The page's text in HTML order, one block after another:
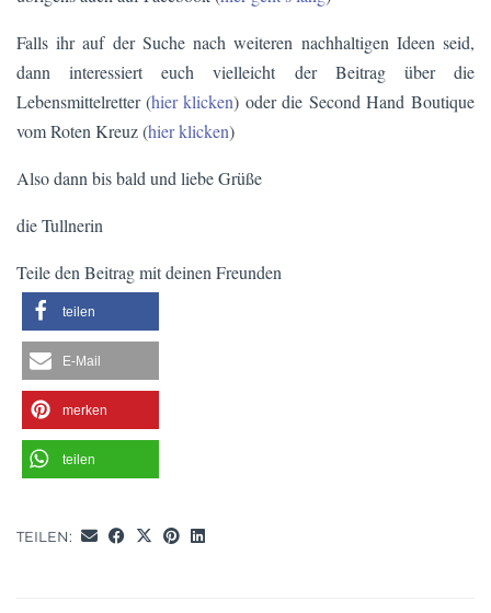
Falls ihr auf der Suche nach weiteren nachhaltigen Ideen seid,
dann interessiert euch vielleicht der Beitrag über die
Lebensmittelretter (hier klicken) oder die Second Hand Boutique
vom Roten Kreuz (hier klicken)
Also dann bis bald und liebe Grüße
die Tullnerin
Teile den Beitrag mit deinen Freunden
teilen
E-Mail
merken
teilen
TEILEN: